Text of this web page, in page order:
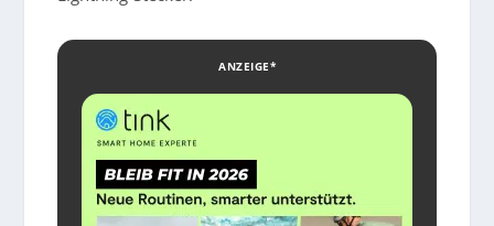
ANZEIGE*